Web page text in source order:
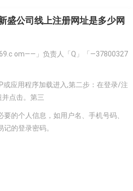
盛公司线上注册网址是多少网
om——」负责人「Q」「—37800327
或应用程序加载进入,第二步：在登录/注
并点击。第三
的个人信息，如用户名、手机号码、
的登录密码。